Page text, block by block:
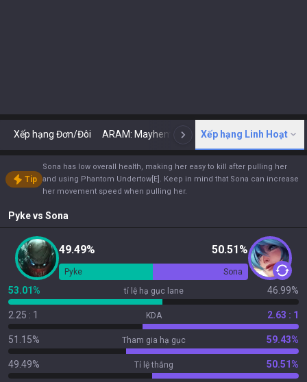
Xếp hạng Đơn/Đôi ARAM: Mayhem Cổ điển N ARENA
Xếp hạng Linh Hoạt
Tip
Sona has low overall health, making her easy to kill after pulling her
and using Phantom Undertow[E]. Keep in mind that Sona can increase
her movement speed when pulling her.
Pykevs Sona
49.49% 50.51%
Pyke Sona
53.01% tỉ lệ hạ gục lane 46.99%
2.25 : 1 KDA 2.63 : 1
51.15% Tham gia hạ gục 59.43%
49.49% Tỉ lệ thắng 50.51%